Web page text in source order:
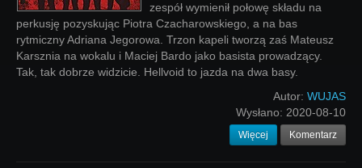
zespół wymienił połowę składu na
perkusję pozyskując Piotra Czacharowskiego, a na bas
rytmiczny Adriana Jegorowa. Trzon kapeli tworzą zaś Mateusz
Karsznia na wokalu i Maciej Bardo jako basista prowadzący.
Tak, tak dobrze widzicie. Hellvoid to jazda na dwa basy.
Autor: WUJAS
Wysłano: 2020-08-10
Więcej Komentarz